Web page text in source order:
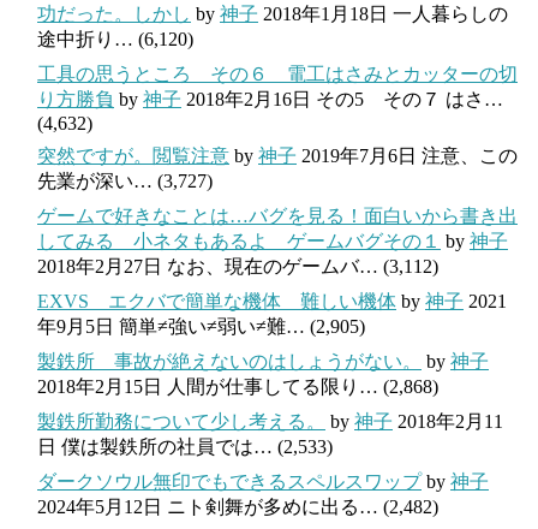
功だった。しかし by 神子 2018年1月18日 一人暮らしの
途中折り… (6,120)
工具の思うところ その６ 電工はさみとカッターの切
り方勝負 by 神子 2018年2月16日 その5 その７ はさ…
(4,632)
突然ですが。閲覧注意 by 神子 2019年7月6日 注意、この
先業が深い… (3,727)
ゲームで好きなことは…バグを見る！面白いから書き出
してみる 小ネタもあるよ ゲームバグその１
by 神子
2018年2月27日 なお、現在のゲームバ… (3,112)
EXVS エクバで簡単な機体 難しい機体 by 神子 2021
年9月5日 簡単≠強い≠弱い≠難… (2,905)
製鉄所 事故が絶えないのはしょうがない。
by 神子
2018年2月15日
人間が仕事してる限り… (2,868)
製鉄所勤務について少し考える。
by 神子 2018年2月11
日 僕は製鉄所の社員では… (2,533)
ダークソウル無印でもできるスペルスワップby 神子
2024年5月12日 ニト剣舞が多めに出る… (2,482)